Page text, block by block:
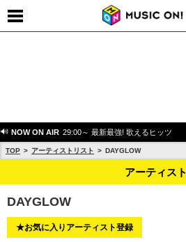
NOW ON AIR 29:00～ 最新最強! 歌えるヒッツ
TOP アーティストリスト DAYGLOW
アーティスト
DAYGLOW
★お気に入りアーティスト登録